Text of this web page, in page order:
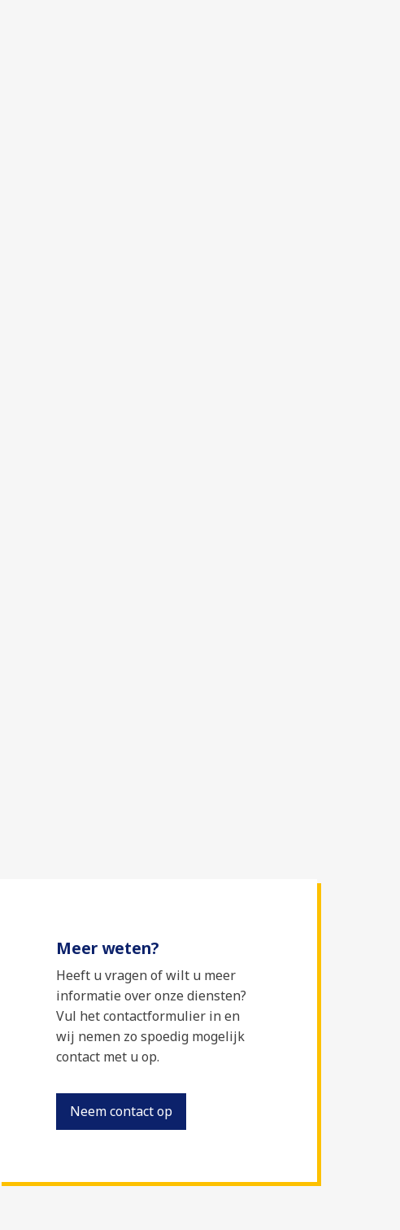
Meer weten?
Heeft u vragen of wilt u meer
informatie over onze diensten?
Vul het contactformulier in en
wij nemen zo spoedig mogelijk
contact met u op.
Neem contact op